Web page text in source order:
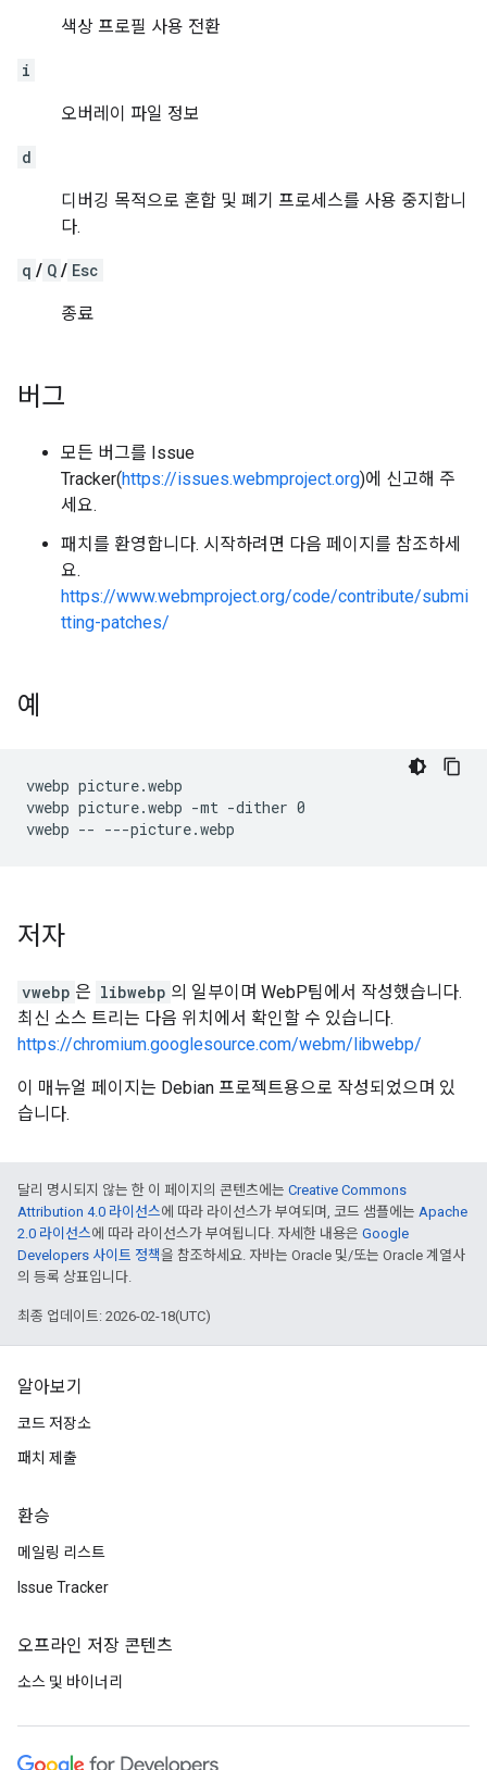
색상 프로필 사용 전환
i
오버레이 파일 정보
d
디버깅 목적으로 혼합 및 폐기 프로세스를 사용 중지합니
다.
q / Q / Esc
종료
버그
모든 버그를 Issue
Tracker(https://issues.webmproject.org)에 신고해 주
세요.
패치를 환영합니다. 시작하려면 다음 페이지를 참조하세
요.
https://www.webmproject.org/code/contribute/submi
tting-patches/
예
vwebp picture.webp
vwebp picture.webp -mt -dither 0
저자
vwebp 은 libwebp 의 일부이며 WebP팀에서 작성했습니다.
최신 소스 트리는 다음 위치에서 확인할 수 있습니다.
https://chromium.googlesource.com/webm/libwebp/
이 매뉴얼 페이지는 Debian 프로젝트용으로 작성되었으며 있
습니다.
달리 명시되지 않는 한 이 페이지의 콘텐츠에는 Creative Commons
Attribution 4.0 라이선스에 따라 라이선스가 부여되며, 코드 샘플에는 Apache
2.0 라이선스에 따라 라이선스가 부여됩니다. 자세한 내용은 Google
Developers 사이트 정책을 참조하세요. 자바는 Oracle 및/또는 Oracle 계열사
의 등록 상표입니다.
최종 업데이트: 2026-02-18(UTC)
알아보기
코드 저장소
패치 제출
환승
메일링 리스트
Issue Tracker
오프라인 저장 콘텐츠
소스 및 바이너리